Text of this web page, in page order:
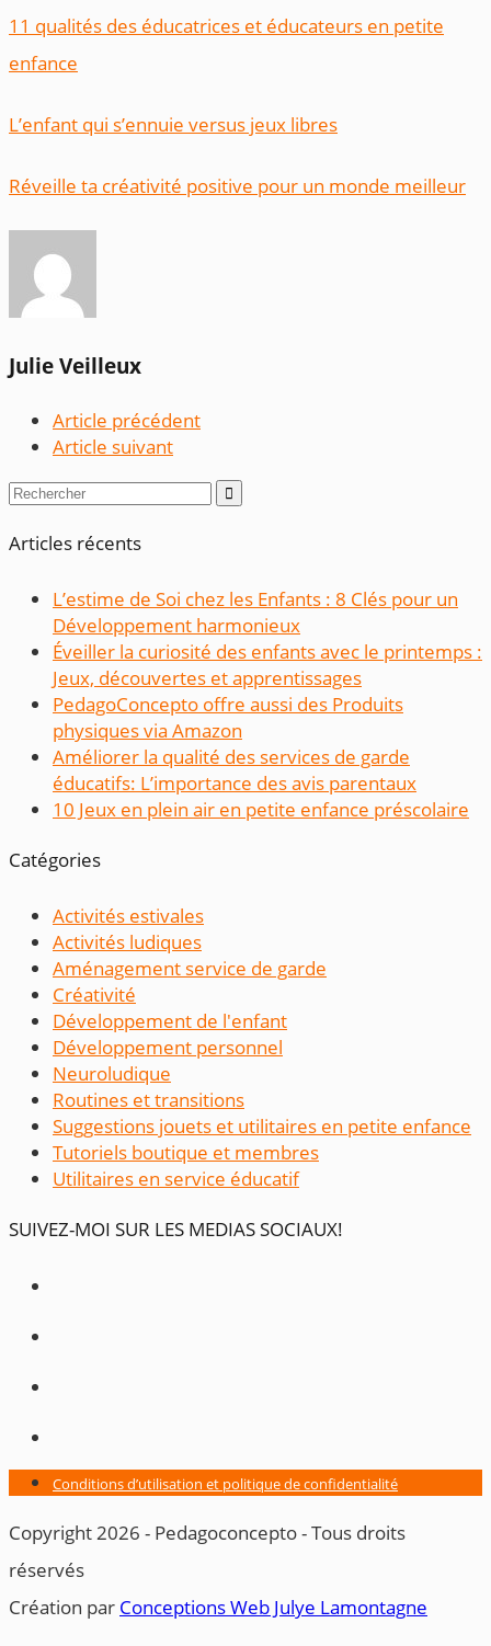
11 qualités des éducatrices et éducateurs en petite
enfance
L’enfant qui s’ennuie versus jeux libres
Réveille ta créativité positive pour un monde meilleur
Julie Veilleux
Article précédent
Article suivant

Articles récents
L’estime de Soi chez les Enfants : 8 Clés pour un
Développement harmonieux
Éveiller la curiosité des enfants avec le printemps :
Jeux, découvertes et apprentissages
PedagoConcepto offre aussi des Produits
physiques via Amazon
Améliorer la qualité des services de garde
éducatifs: L’importance des avis parentaux
10 Jeux en plein air en petite enfance préscolaire
Catégories
Activités estivales
Activités ludiques
Aménagement service de garde
Créativité
Développement de l'enfant
Développement personnel
Neuroludique
Routines et transitions
Suggestions jouets et utilitaires en petite enfance
Tutoriels boutique et membres
Utilitaires en service éducatif
SUIVEZ-MOI SUR LES MEDIAS SOCIAUX!
Conditions d’utilisation et politique de confidentialité
Copyright 2026 - Pedagoconcepto - Tous droits
réservés
Création par ​ Conceptions Web Julye Lamontagne